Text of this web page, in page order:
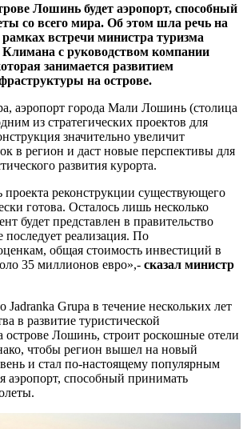
Лошинь будет аэропорт, способный
со всего мира. Об этом шла речь на
встречи министра туризма
с руководством компании
занимается развитием
на острове.
аэропорт города Мали Лошинь (столица
из стратегических проектов для
значительно увеличит
в регион и даст новые перспективы для
развития курорта.
проекта реконструкции существующего
готова. Осталось лишь несколько
будет представлен в правительство
последует реализация. По
общая стоимость инвестиций в
35 миллионов евро»,- сказал министр
Jadranka Grupa в течение нескольких лет
в развитие туристической
острове Лошинь, строит роскошные отели
чтобы регион вышел на новый
и стал по-настоящему популярным
аэропорт, способный принимать